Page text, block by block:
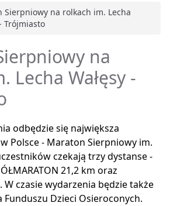
Sierpniowy na rolkach im. Lecha
Trójmiasto
na
Lecha Wałęsy -
odbędzie się największa
Polsce - Maraton Sierpniowy im.
czekają trzy dystanse -
21,2 km oraz
W czasie wydarzenia będzie także
Dzieci Osieroconych.